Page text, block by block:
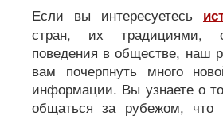
Если вы интересуетесь
стран, их традициями,
поведения в обществе, наш
вам почерпнуть много
информации. Вы узнаете о
общаться за рубежом, что